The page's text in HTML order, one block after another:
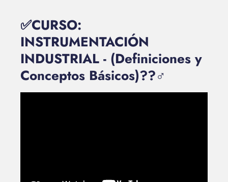
✅CURSO:
INSTRUMENTACIÓN
INDUSTRIAL - (Definiciones y
Conceptos Básicos)??‍♂️